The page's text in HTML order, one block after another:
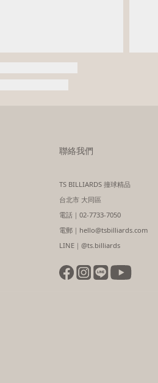
聯絡我們
TS BILLIARDS 撞球精品
台北市 大同區
電話｜02-7733-7050
電郵｜hello@tsbilliards.com
LINE｜@ts.billiards